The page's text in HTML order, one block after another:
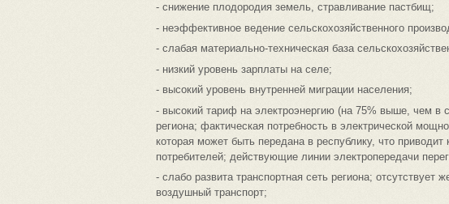
- снижение плодородия земель, стравливание пастбищ;
- неэффективное ведение сельскохозяйственного
- слабая материально-техническая база
- низкий уровень зарплаты на селе;
- высокий уровень внутренней миграции населения;
- высокий тариф на электроэнергию (на 75% выше, чем в
региона; фактическая потребность в электрической
которая может быть передана в республику, что
потребителей; действующие линии электропередачи
- слабо развита транспортная сеть региона; отсутствует
воздушный транспорт;